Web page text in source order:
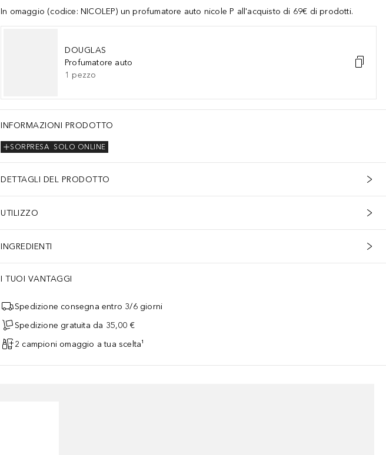
In omaggio (codice: NICOLEP) un profumatore auto nicole P all'acquisto di 69€ di prodotti.
DOUGLAS
Profumatore auto
1 pezzo
INFORMAZIONI PRODOTTO
SOLO ONLINE
SORPRESA
DETTAGLI DEL PRODOTTO
UTILIZZO
INGREDIENTI
I TUOI VANTAGGI
Spedizione consegna entro 3/6 giorni
Spedizione gratuita da 35,00 €
2 campioni omaggio a tua scelta¹